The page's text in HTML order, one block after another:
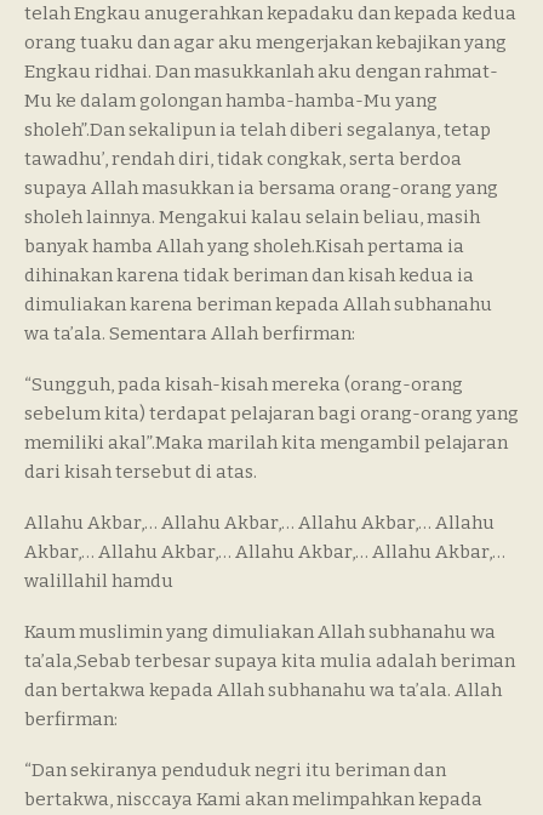
telah Engkau anugerahkan kepadaku dan kepada kedua
orang tuaku dan agar aku mengerjakan kebajikan yang
Engkau ridhai. Dan masukkanlah aku dengan rahmat-
Mu ke dalam golongan hamba-hamba-Mu yang
sholeh”.Dan sekalipun ia telah diberi segalanya, tetap
tawadhu’, rendah diri, tidak congkak, serta berdoa
supaya Allah masukkan ia bersama orang-orang yang
sholeh lainnya. Mengakui kalau selain beliau, masih
banyak hamba Allah yang sholeh.Kisah pertama ia
dihinakan karena tidak beriman dan kisah kedua ia
dimuliakan karena beriman kepada Allah subhanahu
wa ta’ala. Sementara Allah berfirman:
“Sungguh, pada kisah-kisah mereka (orang-orang
sebelum kita) terdapat pelajaran bagi orang-orang yang
memiliki akal”.Maka marilah kita mengambil pelajaran
dari kisah tersebut di atas.
Allahu Akbar,… Allahu Akbar,… Allahu Akbar,… Allahu
Akbar,… Allahu Akbar,… Allahu Akbar,… Allahu Akbar,…
walillahil hamdu
Kaum muslimin yang dimuliakan Allah subhanahu wa
ta’ala,Sebab terbesar supaya kita mulia adalah beriman
dan bertakwa kepada Allah subhanahu wa ta’ala. Allah
berfirman:
“Dan sekiranya penduduk negri itu beriman dan
bertakwa, nisccaya Kami akan melimpahkan kepada